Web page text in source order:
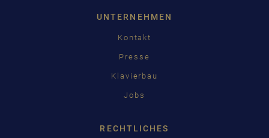
UNTERNEHMEN
Kontakt
Presse
Klavierbau
Jobs
RECHTLICHES